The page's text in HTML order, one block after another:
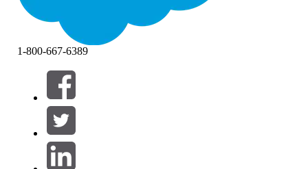
Filtros (0)
SELECCIONAR FILTROS
Área de productos
1-800-667-6389